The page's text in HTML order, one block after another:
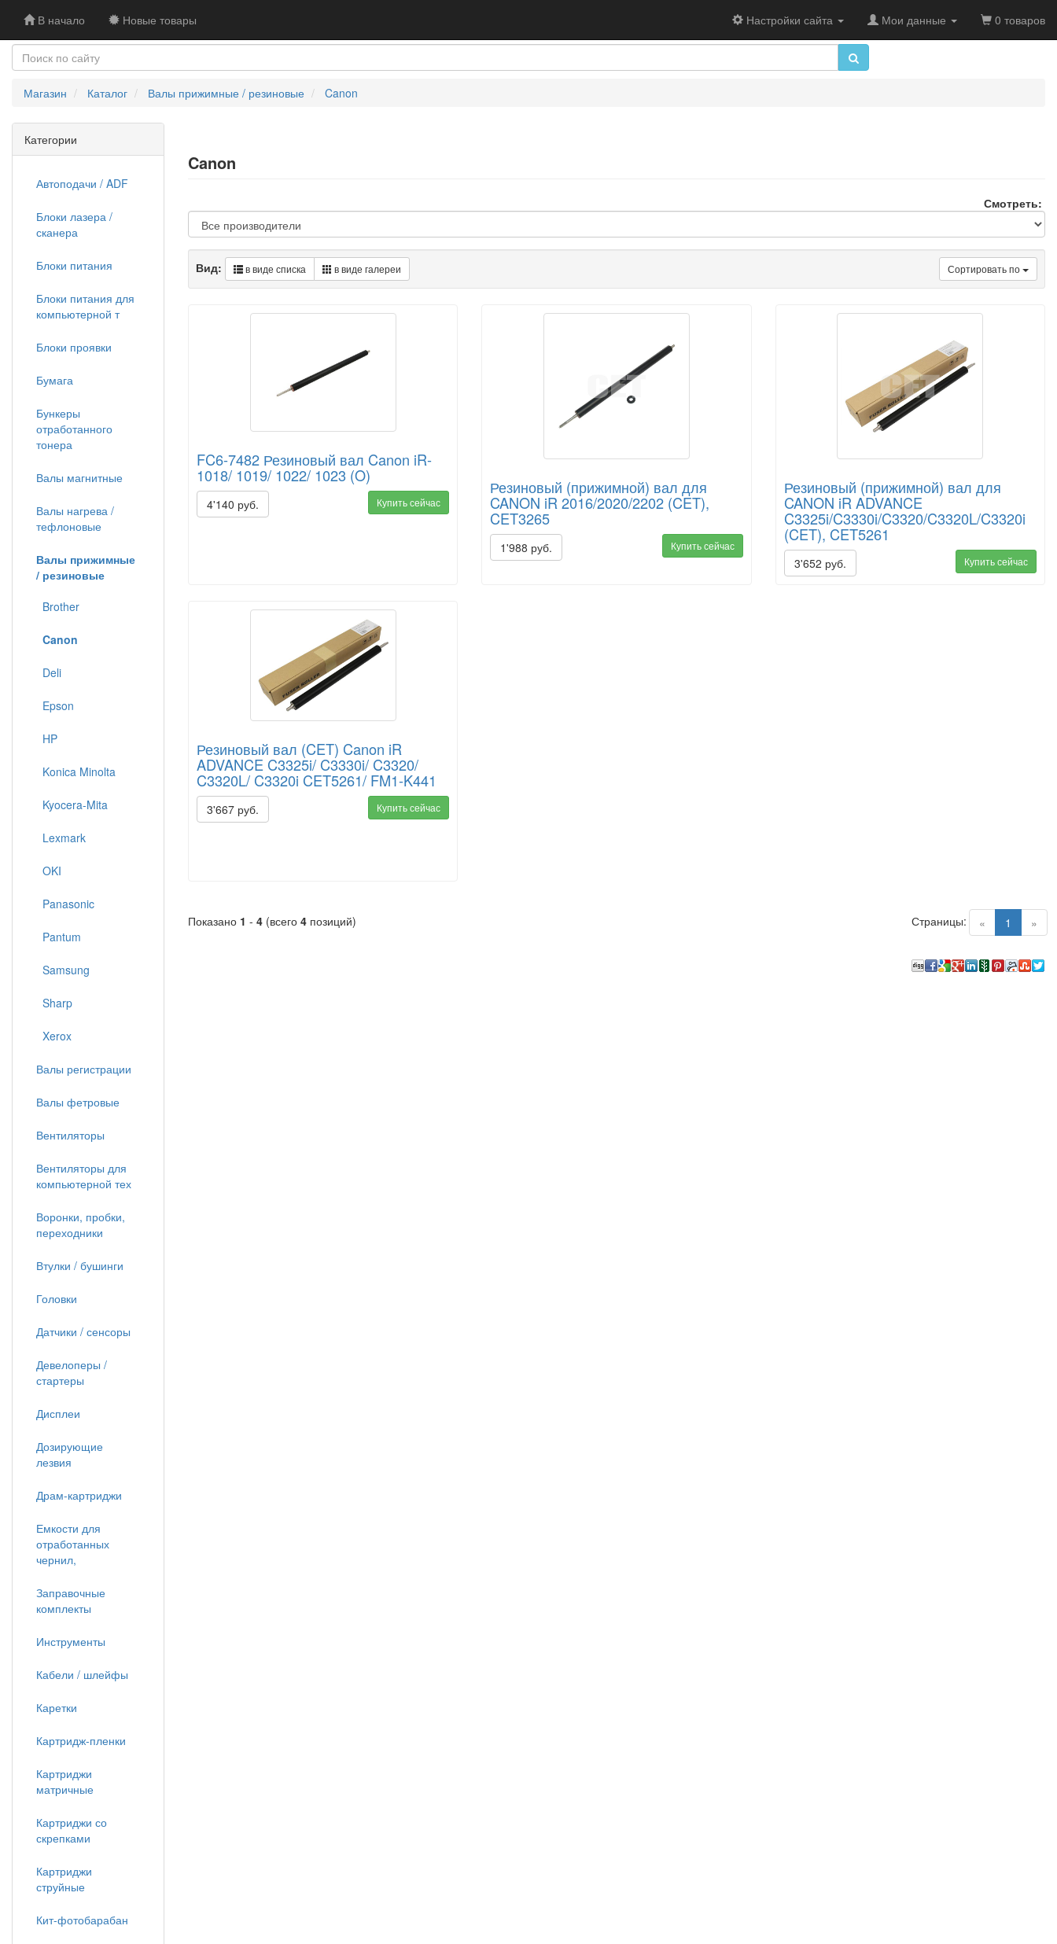
В начало Новые товары Настройки сайта Мои данные 0 товаров
Магазин Каталог Валы прижимные / резиновые Canon
Canon
Смотреть:
Сортировать по
Вид: в виде списка в виде галереи
FC6-7482 Резиновый вал Canon iR-
1018/ 1019/ 1022/ 1023 (O)
4'140 руб. Купить сейчас
Резиновый (прижимной) вал для
CANON iR 2016/2020/2202 (CET),
CET3265
1'988 руб. Купить сейчас
Резиновый (прижимной) вал для
CANON iR ADVANCE
C3325i/C3330i/C3320/C3320L/C3320i
(CET), CET5261
3'652 руб. Купить сейчас
Резиновый вал (CET) Canon iR
ADVANCE C3325i/ C3330i/ C3320/
C3320L/ C3320i CET5261/ FM1-K441
3'667 руб. Купить сейчас
Показано 1 - 4 (всего 4 позиций) « 1 (current)
»
Страницы:
Категории
Автоподачи / ADF
Блоки лазера /
сканера
Блоки питания
Блоки питания для
компьютерной т
Блоки проявки
Бумага
Бункеры
отработанного
тонера
Валы магнитные
Валы нагрева /
тефлоновые
Валы прижимные
/ резиновые
Brother
Canon
Deli
Epson
HP
Konica Minolta
Kyocera-Mita
Lexmark
OKI
Panasonic
Pantum
Samsung
Sharp
Xerox
Валы регистрации
Валы фетровые
Вентиляторы
Вентиляторы для
компьютерной тех
Воронки, пробки,
переходники
Втулки / бушинги
Головки
Датчики / сенсоры
Девелоперы /
стартеры
Дисплеи
Дозирующие
лезвия
Драм-картриджи
Емкости для
отработанных
чернил,
Заправочные
комплекты
Инструменты
Кабели / шлейфы
Каретки
Картридж-пленки
Картриджи
матричные
Картриджи со
скрепками
Картриджи
струйные
Кит-фотобарабан